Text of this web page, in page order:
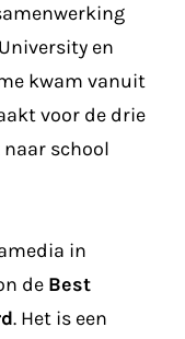
en
kwam vanuit
voor de drie
school
in
de Best
. Het is een